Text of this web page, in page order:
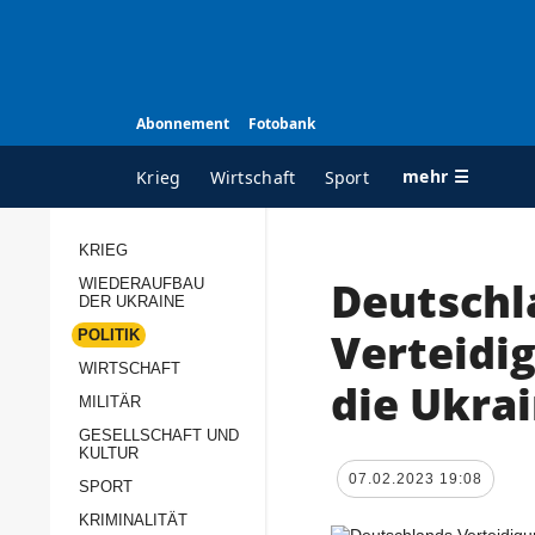
Abonnement Fotobank
Krieg Wirtschaft Sport mehr ☰
ALLE RUBRIKEN
Politik
Militär
KRIEG
WIEDERAUFBAU
DER UKRAINE
POLITIK
WIRTSCHAFT
MILITÄR
GESELLSCHAFT UND
KULTUR
SPORT
KRIMINALITÄT
die
07.02.2023 19:08